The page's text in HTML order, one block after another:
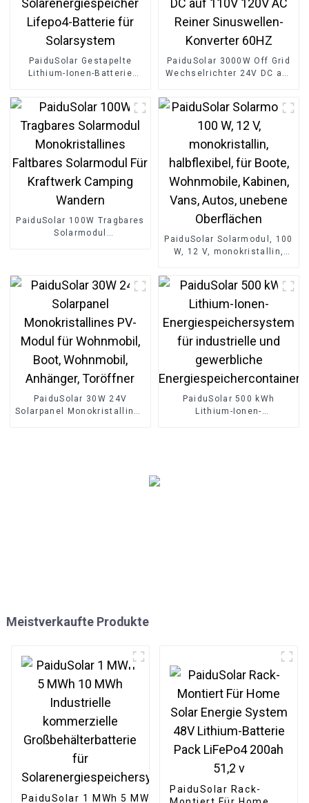
PaiduSolar Gestapelte
Lithium-Ionen-Batterie
Solarsystem
PaiduSolar 3000W Off Grid
Wechselrichter 24V DC auf
60HZ
PaiduSolar 100W Tragbares
Solarmodul
PaiduSolar Solarmodul, 100
W, 12 V, monokristallin,
Vans, Autos, unebene
Oberflächen
PaiduSolar 30W 24V
Solarpanel Monokristallines
PaiduSolar 500 kWh
Lithium-Ionen-
Meistverkaufte Produkte
PaiduSolar 1 MWh 5 MWh 10
PaiduSolar Rack-